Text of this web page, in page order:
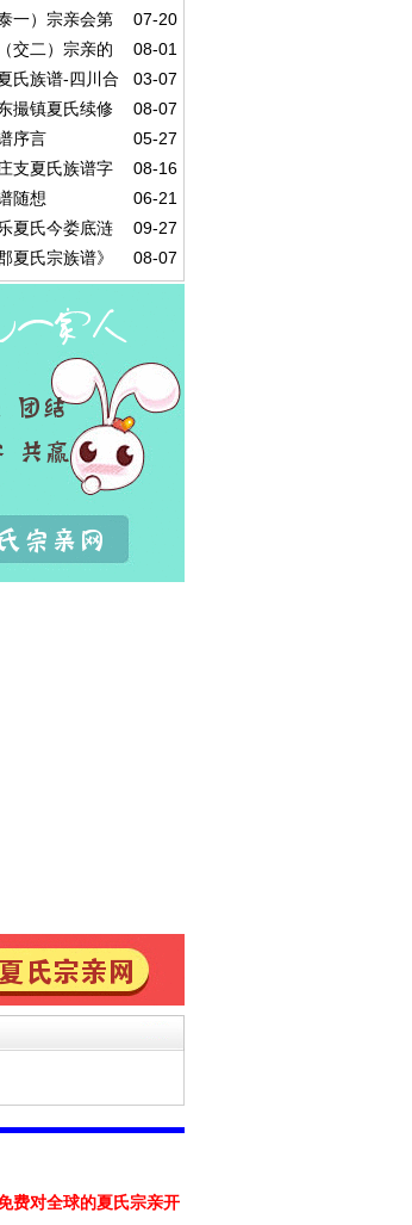
07-20
一）宗亲会第
春节联谊会在锦怡假
08-01
交二）宗亲的
03-07
氏族谱-四川合
-2018续谱公告
08-07
撮镇夏氏续修
05-27
序言
08-16
支夏氏族谱字
06-21
随想
09-27
夏氏今娄底涟
支理汉族六修族谱编
08-07
夏氏宗族谱》
费对全球的夏氏宗亲开